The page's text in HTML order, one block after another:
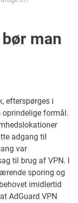
man
efterspørges i
oprindelige formål.
adgang til
var
til brug af VPN. I
sporing og
imidlertid
AdGuard VPN